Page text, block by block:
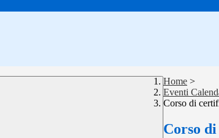
Home >
Eventi
Corso di
Corso